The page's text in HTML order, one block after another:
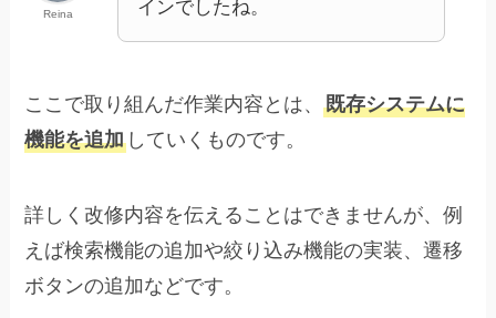
Reina
インでしたね。
ここで取り組んだ作業内容とは、既存システムに
機能を追加 していくものです。
詳しく改修内容を伝えることはできませんが、例
えば検索機能の追加や絞り込み機能の実装、遷移
ボタンの追加などです。